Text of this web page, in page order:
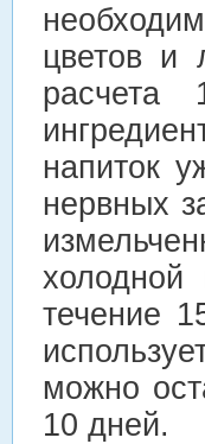
цветов и
расчета
напиток
нервных
холодной
течение
можно
10 дней.